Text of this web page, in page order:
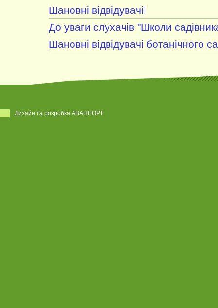
Шановні відвідувачі!
До уваги слухачів "Школи
Шановні відвідувачі ботанічного
Дизайн та розробка АВАНПОРТ